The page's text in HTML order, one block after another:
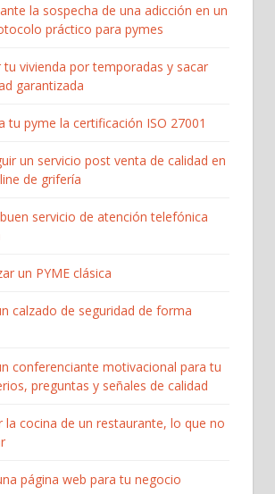
la sospecha de una adicción en un
práctico para pymes
tu vivienda por temporadas y sacar
garantizada
tu pyme la certificación ISO 27001
un servicio post venta de calidad en
de grifería
servicio de atención telefónica
un PYME clásica
calzado de seguridad de forma
conferenciante motivacional para tu
preguntas y señales de calidad
la cocina de un restaurante, lo que no
página web para tu negocio